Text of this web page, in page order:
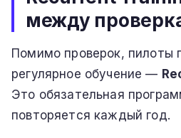
между
Помимо проверок, пилоты
регулярное обучение —
Это обязательная
повторяется каждый год.